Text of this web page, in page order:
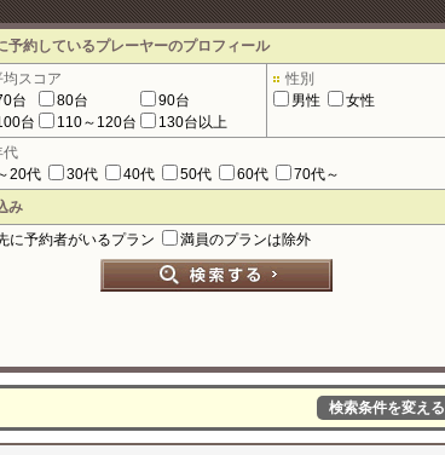
予約しているプレーヤーのプロフィール
均スコア
台
80台
90台
台
110～120台 130台以上
性別
男性
女性
代
20代
30代 40代 50代 60代
70代～
み
に予約者がいるプラン
満員のプランは除外
検索条件を変える